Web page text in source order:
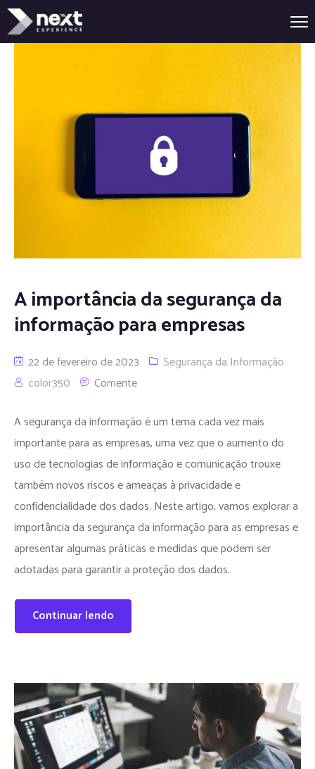
A importância da segurança da
informação para empresas
22 de fevereiro de 2023
Segurança da Informação
color350
Comente
A segurança da informação é um tema cada vez mais
importante para as empresas, uma vez que o aumento do
uso de tecnologias de informação e comunicação trouxe
também novos riscos e ameaças à privacidade e
confidencialidade dos dados. Neste artigo, vamos explorar a
importância da segurança da informação para as empresas e
apresentar algumas práticas e medidas que podem ser
adotadas para garantir a proteção dos dados.
Continuar lendo